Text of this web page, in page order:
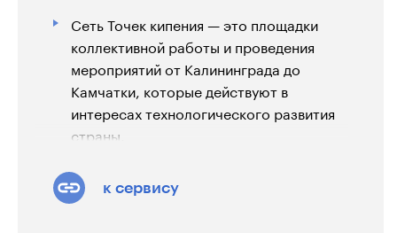
Сеть Точек кипения — это площадки
коллективной работы и проведения
мероприятий от Калининграда до
Камчатки, которые действуют в
интересах технологического развития
страны.
Точка кипения — пространство,
спроектированное для максимально
к сервису